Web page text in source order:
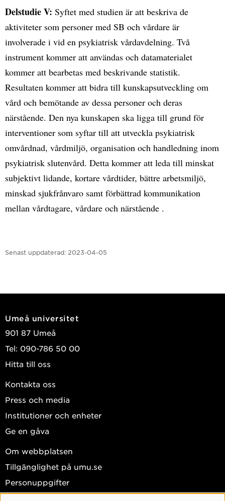
Delstudie V: Syftet med studien är att beskriva de
aktiviteter som personer med SB och vårdare är
involverade i vid en psykiatrisk vårdavdelning. Två
instrument kommer att användas och datamaterialet
kommer att bearbetas med beskrivande statistik.
Resultaten kommer att bidra till kunskapsutveckling om
vård och bemötande av dessa personer och deras
närstående. Den nya kunskapen ska ligga till grund för
interventioner som syftar till att utveckla psykiatrisk
omvårdnad, vårdmiljö, organisation och handledning inom
psykiatrisk slutenvård. Detta kommer att leda till minskat
subjektivt lidande, kortare vårdtider, bättre arbetsmiljö,
minskad sjukfrånvaro samt förbättrad kommunikation
mellan vårdtagare, vårdare och närstående .
Senast uppdaterad: 2023-04-05
Umeå universitet
901 87 Umeå
Tel: 090-786 50 00
Hitta till oss
Kontakta oss
Press och media
Institutioner och enheter
Ge en gåva
Om webbplatsen
Tillgänglighet på umu.se
Personuppgifter